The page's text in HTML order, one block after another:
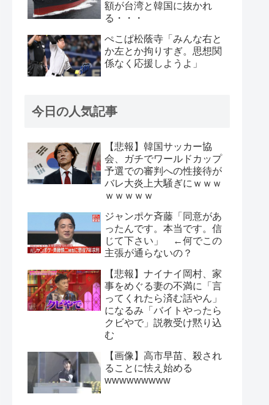
額が台湾と韓国に抜かれ
る・・・
ぺこぱ松蔭寺「みんな右と
か左とか拘りすぎ。思想関
係なく応援しようよ」
今日の人気記事
【悲報】韓国サッカー協
会、ガチでワールドカップ
予選での審判への性接待が
バレ大炎上大騒ぎにｗｗｗ
ｗｗｗｗｗ
ジャンポケ斉藤「同意があ
ったんです。本当です。信
じて下さい」 ←何でこの
主張が通らないの？
【悲報】ナイナイ岡村、家
事をめぐる妻の不満に「言
ってくれたら済む話やん」
になるみ「バイトやったら
クビやで」説教受け黙り込
む
【画像】高市早苗、殺され
ることに怯え始める
wwwwwwwww